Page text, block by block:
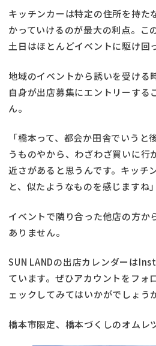
キッチンカーは特定の住所を持た
かっていけるのが最大の利点。こ
土日はほとんどイベントに駆け回
地域のイベントから誘いを受ける
自身が出店募集にエントリーする
ん。
「橋本って、都会か田舎でいうと
うものやから、わざわざ買いに行
近さがあると思うんです。キッチ
と、似たようなものを感じますね
イベントで隣り合った他店の方か
ありません。
SUN LANDの出店カレンダーは
ています。ぜひアカウントをフォ
ェックしてみてはいかがでしょう
橋本市限定、橋本づくしのオムレ